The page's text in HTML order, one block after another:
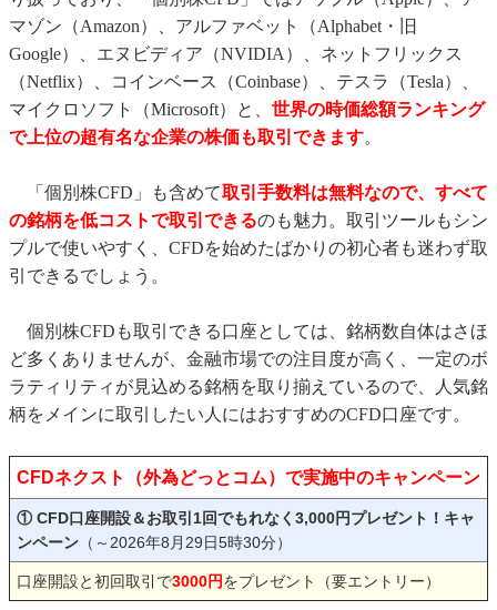
マゾン（Amazon）、アルファベット（Alphabet・旧
Google）、エヌビディア（NVIDIA）、ネットフリックス
（Netflix）、コインベース（Coinbase）、テスラ（Tesla）、
マイクロソフト（Microsoft）と、 世界の時価総額ランキング
で上位の超有名な企業の株価も取引できます。
「個別株CFD」も含めて取引手数料は無料なので、すべて
の銘柄を低コストで取引できるのも魅力。取引ツールもシン
プルで使いやすく、CFDを始めたばかりの初心者も迷わず取
引できるでしょう。
個別株CFDも取引できる口座としては、銘柄数自体はさほ
ど多くありませんが、金融市場での注目度が高く、一定のボ
ラティリティが見込める銘柄を取り揃えているので、人気銘
柄をメインに取引したい人にはおすすめのCFD口座です。
CFDネクスト（外為どっとコム）で実施中のキャンペーン
① CFD口座開設＆お取引1回でもれなく3,000円プレゼント！キャ
ンペーン （～2026年8月29日5時30分）
口座開設と初回取引で3000円をプレゼント（要エントリー）